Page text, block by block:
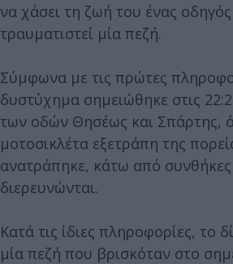
να χάσει τη ζωή του ένας
τραυματιστεί μία πεζή.
Σύμφωνα με τις πρώτες
δυστύχημα σημειώθηκε στις
των οδών Θησέως και Σπάρτης,
μοτοσικλέτα εξετράπη της
ανατράπηκε, κάτω από
διερευνώνται.
Κατά τις ίδιες πληροφορίες, το
μία πεζή που βρισκόταν στο